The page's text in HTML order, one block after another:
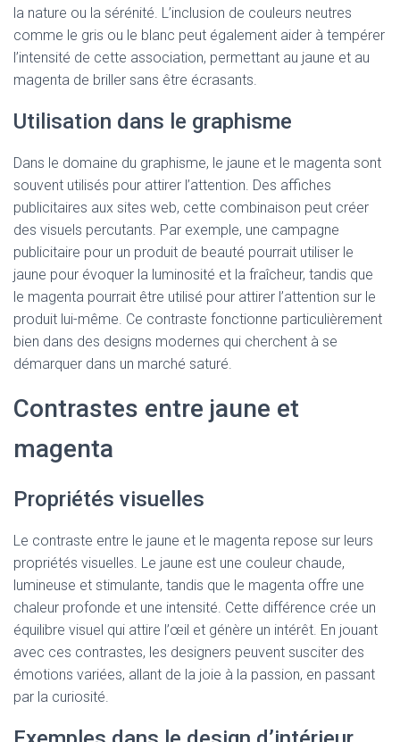
la nature ou la sérénité. L’inclusion de couleurs neutres
comme le gris ou le blanc peut également aider à tempérer
l’intensité de cette association, permettant au jaune et au
magenta de briller sans être écrasants.
Utilisation dans le graphisme
Dans le domaine du graphisme, le jaune et le magenta sont
souvent utilisés pour attirer l’attention. Des affiches
publicitaires aux sites web, cette combinaison peut créer
des visuels percutants. Par exemple, une campagne
publicitaire pour un produit de beauté pourrait utiliser le
jaune pour évoquer la luminosité et la fraîcheur, tandis que
le magenta pourrait être utilisé pour attirer l’attention sur le
produit lui-même. Ce contraste fonctionne particulièrement
bien dans des designs modernes qui cherchent à se
démarquer dans un marché saturé.
Contrastes entre jaune et
magenta
Propriétés visuelles
Le contraste entre le jaune et le magenta repose sur leurs
propriétés visuelles. Le jaune est une couleur chaude,
lumineuse et stimulante, tandis que le magenta offre une
chaleur profonde et une intensité. Cette différence crée un
équilibre visuel qui attire l’œil et génère un intérêt. En jouant
avec ces contrastes, les designers peuvent susciter des
émotions variées, allant de la joie à la passion, en passant
par la curiosité.